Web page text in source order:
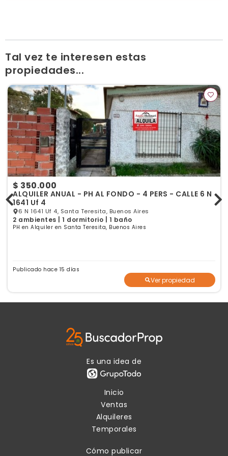
Tal vez te interesen estas
propiedades...
$ 350.000
ALQUILER ANUAL - PH AL FONDO - 4 PERS - CALLE 6 N
1641 Uf 4
6 N 1641 Uf 4, Santa Teresita, Buenos Aires
2 ambientes | 1 dormitorio | 1 baño
PH en Alquiler en Santa Teresita, Buenos Aires
Publicado hace 15 días
Ver propiedad
Es una idea de
Inicio
Ventas
Alquileres
Temporales
Cómo publicar